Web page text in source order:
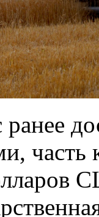
ранее
часть